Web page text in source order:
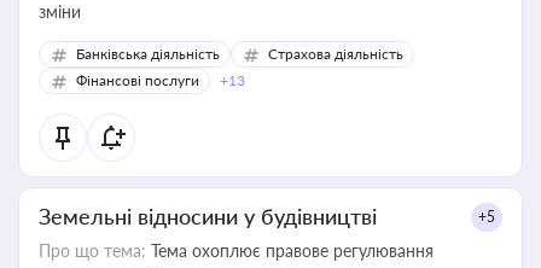
зміни
Банківська діяльність
Страхова діяльність
Фінансові послуги
+13
Земельні відносини у будівництві +5
Про що тема: Тема охоплює правове регулювання